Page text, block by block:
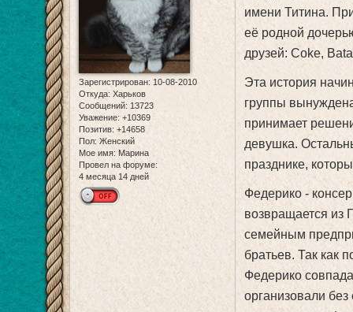
Зарегистрирован: 10-08-2010
Откуда: Харьков
Сообщений: 13723
Уважение: +10369
Позитив: +14658
Пол: Женский
Мое имя: Марина
Провел на форуме:
4 месяца 14 дней
имени Титина.
её родной
друзей: Coke,
Эта история
группы
принимает
девушка.
празднике,
Федерико -
возвращается из
семейным
братьев. Так как
Федерико
организовали